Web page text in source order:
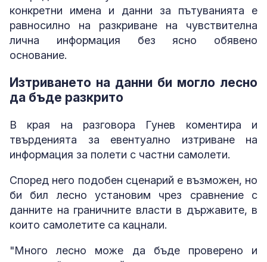
конкретни имена и данни за пътуванията е
равносилно на разкриване на чувствителна
лична информация без ясно обявено
основание.
Изтриването на данни би могло лесно
да бъде разкрито
В края на разговора Гунев коментира и
твърденията за евентуално изтриване на
информация за полети с частни самолети.
Според него подобен сценарий е възможен, но
би бил лесно установим чрез сравнение с
данните на граничните власти в държавите, в
които самолетите са кацнали.
"Много лесно може да бъде проверено и